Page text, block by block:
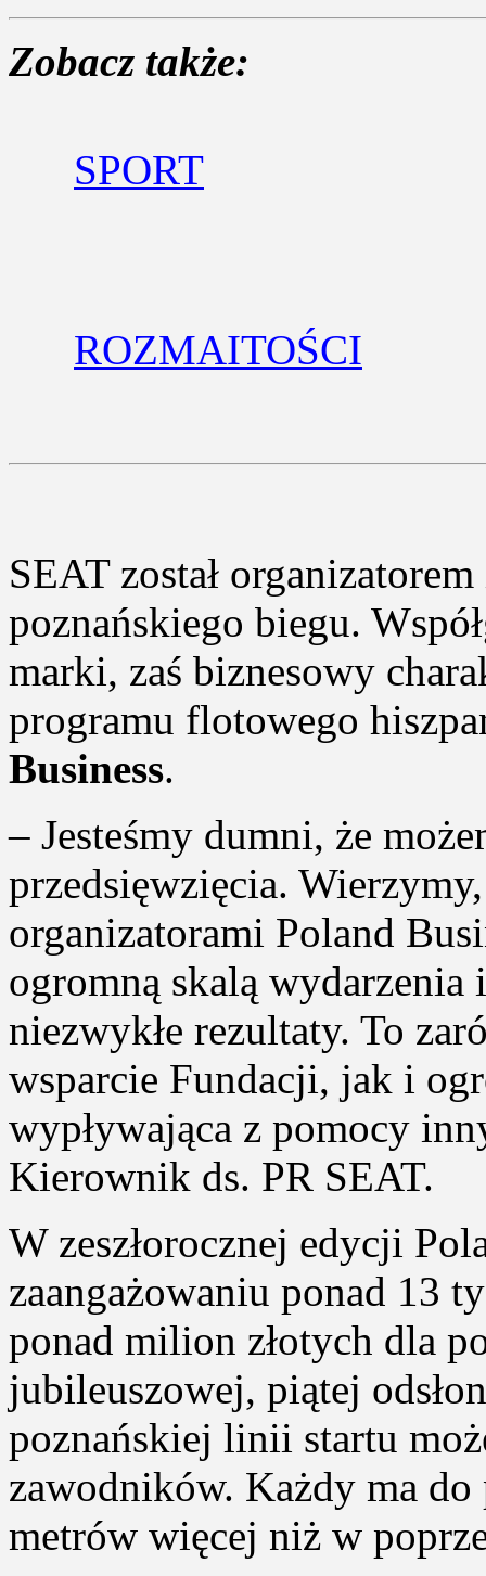
Zobacz także:
SPORT
ROZMAITOŚCI
SEAT został
poznańskiego biegu.
marki, zaś biznesowy
programu flotowego
Business.
– Jesteśmy dumni, że
przedsięwzięcia. Wierzymy,
organizatorami Poland
ogromną skalą wydarzenia
niezwykłe rezultaty. To
wsparcie Fundacji, jak i
wypływająca z pomocy
Kierownik ds. PR SEAT.
W zeszłorocznej edycji
zaangażowaniu ponad 13
ponad milion złotych dla
jubileuszowej, piątej
poznańskiej linii startu
zawodników. Każdy ma
metrów więcej niż w